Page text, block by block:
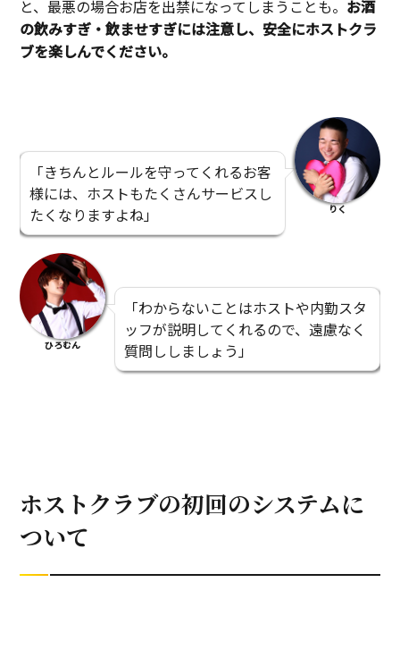
と、最悪の場合お店を出禁になってしまうことも。 お酒
の飲みすぎ・飲ませすぎには注意し、安全にホストクラ
ブを楽しんでください。
「きちんとルールを守ってくれるお客
様には、ホストもたくさんサービスし
たくなりますよね」
りく
ひろむん
「わからないことはホストや内勤スタ
ッフが説明してくれるので、遠慮なく
質問ししましょう」
ホストクラブの初回のシステムに
ついて